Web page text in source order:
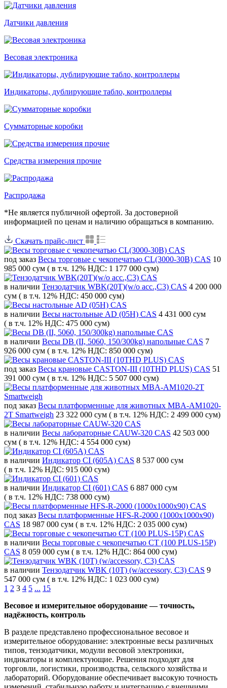
Датчики давления
Весовая электроника
Индикаторы, дублирующие табло, контроллеры
Сумматорные коробки
Средства измерения прочие
Распродажа
*Не является публичной офертой. За достоверной
информацией по ценам и наличию обращаться в компанию.
Скачать прайс-лист
под заказ Весы торговые с чекопечатью CL(3000-30B) CAS 10
985 000 сум ( в т.ч. 12% НДС: 1 177 000 сум)
в наличии Тензодатчик WBK(20T)(w/o acc.,C3) CAS 4 200 000
сум ( в т.ч. 12% НДС: 450 000 сум)
в наличии Весы настольные AD (05H) CAS 4 431 000 сум
( в т.ч. 12% НДС: 475 000 сум)
в наличии Весы DB (II, 5060, 150/300kg) напольные CAS 7
926 000 сум ( в т.ч. 12% НДС: 850 000 сум)
под заказ Весы крановые CASTON-III (10THD PLUS) CAS 51
391 000 сум ( в т.ч. 12% НДС: 5 507 000 сум)
под заказ Весы платформенные для животных MBA-AM1020-
2T Smartweigh 23 322 000 сум ( в т.ч. 12% НДС: 2 499 000 сум)
в наличии Весы лабораторные CAUW-320 CAS 42 503 000
сум ( в т.ч. 12% НДС: 4 554 000 сум)
в наличии Индикатор CI (605A) CAS 8 537 000 сум
( в т.ч. 12% НДС: 915 000 сум)
в наличии Индикатор CI (601) CAS 6 887 000 сум
( в т.ч. 12% НДС: 738 000 сум)
под заказ Весы платформенные HFS-R-2000 (1000x1000x90)
CAS 18 987 000 сум ( в т.ч. 12% НДС: 2 035 000 сум)
в наличии Весы торговые с чекопечатью CT (100 PLUS-15P)
CAS 8 059 000 сум ( в т.ч. 12% НДС: 864 000 сум)
в наличии Тензодатчик WBK (10T) (w/accessory, C3) CAS 9
547 000 сум ( в т.ч. 12% НДС: 1 023 000 сум)
1 2 3 4 5 ... 15
Весовое и измерительное оборудование — точность,
надёжность, контроль
В разделе представлено профессиональное весовое и
измерительное оборудование: электронные весы различных
типов, тензодатчики, модули весовой электроники,
индикаторы и комплектующие. Решения подходят для
торговли, логистики, производства, сельского хозяйства и
лабораторий. Оборудование обеспечивает высокую точность